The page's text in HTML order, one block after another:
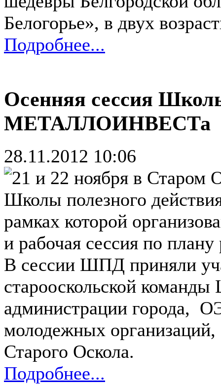
Белогорье», в двух
Подробнее...
Осенняя сессия
МЕТАЛЛОИНВЕСТа
28.11.2012 10:06
21 и 22 ноября в Старом
Школы полезного
рамках которой
и рабочая сессия по
В сессии ШПД приняли
старооскольской
администрации города,
молодежных организаций,
Старого Оскола.
Подробнее...